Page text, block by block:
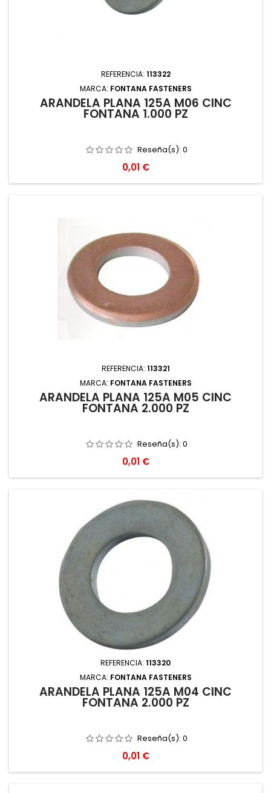
REFERENCIA: 113322
MARCA: FONTANA FASTENERS
ARANDELA PLANA 125A M06 CINC
FONTANA 1.000 PZ
Reseña(s): 0
Precio
0,01 €
REFERENCIA: 113321
MARCA: FONTANA FASTENERS
ARANDELA PLANA 125A M05 CINC
FONTANA 2.000 PZ
Reseña(s): 0
Precio
0,01 €
REFERENCIA: 113320
MARCA: FONTANA FASTENERS
ARANDELA PLANA 125A M04 CINC
FONTANA 2.000 PZ
Reseña(s): 0
Precio
0,01 €